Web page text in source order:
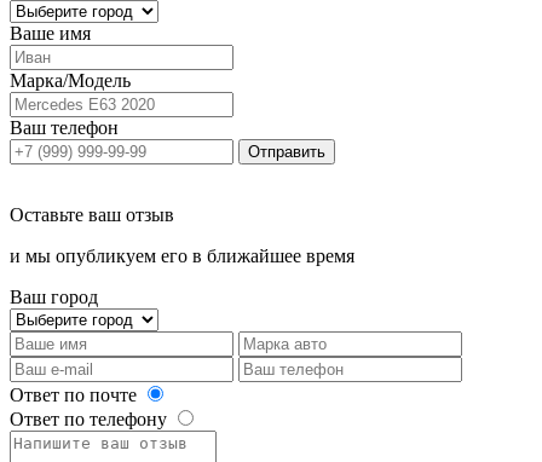
Ваше имя
Марка/Модель
Ваш телефон
Отправить
Оставьте ваш отзыв
и мы опубликуем его в ближайшее время
Ваш город
Ответ по почте
Ответ по телефону